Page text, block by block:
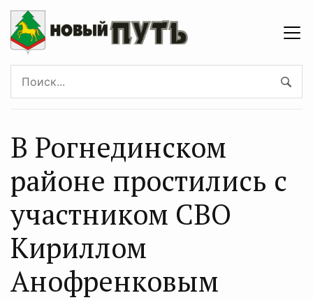
В Рогнединском
районе простились с
участником СВО
Кириллом
Анофренковым